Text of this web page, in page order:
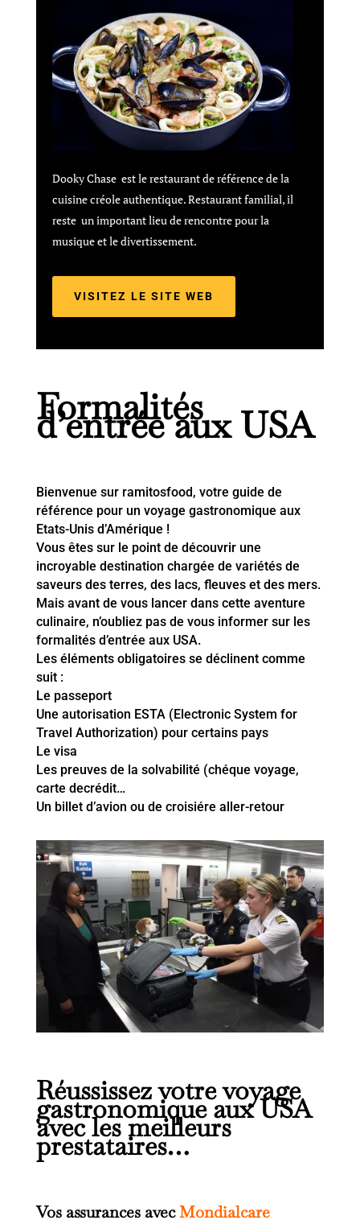
Dooky Chase est le restaurant de référence de la
cuisine créole authentique. Restaurant familial, il
reste un important lieu de rencontre pour la
musique et le divertissement.
VISITEZ LE SITE WEB
Formalités
d’entrée aux USA
Bienvenue sur ramitosfood, votre guide de
référence pour un voyage gastronomique aux
Etats-Unis d’Amérique !
Vous êtes sur le point de découvrir une
incroyable destination chargée de variétés de
saveurs des terres, des lacs, fleuves et des mers.
Mais avant de vous lancer dans cette aventure
culinaire, n’oubliez pas de vous informer sur les
formalités d’entrée aux USA.
Les éléments obligatoires se déclinent comme
suit :
Le passeport
Une autorisation ESTA (Electronic System for
Travel Authorization) pour certains pays
Le visa
Les preuves de la solvabilité (chéque voyage,
carte decrédit…
Un billet d’avion ou de croisiére aller-retour
Réussissez votre voyage
gastronomique aux USA
avec les meilleurs
prestataires…
Vos assurances avecMondialcare